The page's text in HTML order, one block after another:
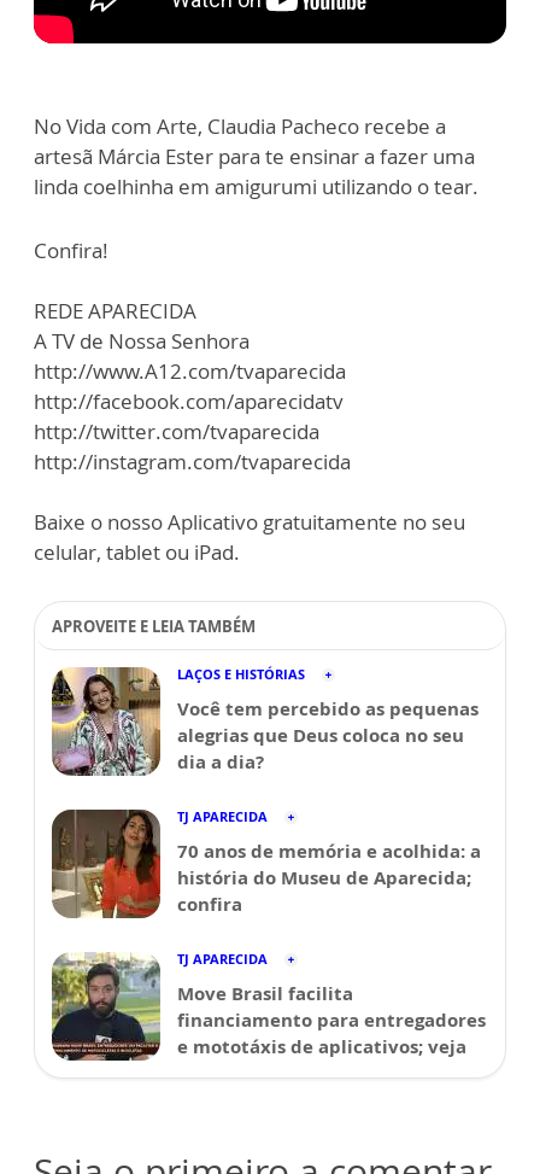
No Vida com Arte, Claudia Pacheco recebe a
artesã Márcia Ester para te ensinar a fazer uma
linda coelhinha em amigurumi utilizando o tear.
Confira!
REDE APARECIDA
A TV de Nossa Senhora
http://www.A12.com/tvaparecida
http://facebook.com/aparecidatv
http://twitter.com/tvaparecida
http://instagram.com/tvaparecida
Baixe o nosso Aplicativo gratuitamente no seu
celular, tablet ou iPad.
APROVEITE E LEIA TAMBÉM
LAÇOS E HISTÓRIAS
Você tem percebido as pequenas
alegrias que Deus coloca no seu
dia a dia?
TJ APARECIDA
70 anos de memória e acolhida: a
história do Museu de Aparecida;
confira
TJ APARECIDA
Move Brasil facilita
financiamento para entregadores
e mototáxis de aplicativos; veja